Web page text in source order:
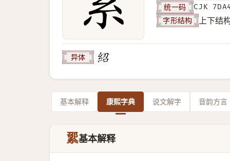
统一码 CJK
字形结构 上下结
异体
基本解释 康熙字典 说文解字 音韵方言
綤基本解释